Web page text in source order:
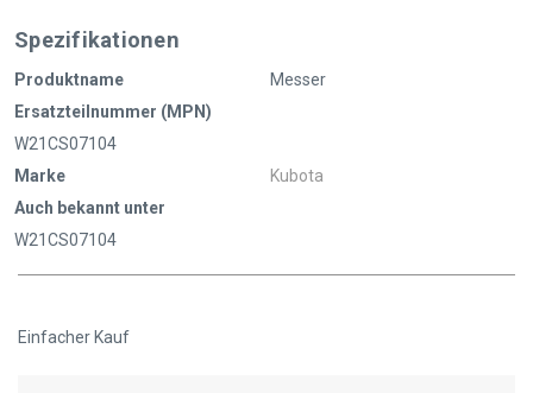
Spezifikationen
Produktname
Messer
Ersatzteilnummer (MPN)
W21CS07104
Marke
Kubota
Auch bekannt unter
W21CS07104
Einfacher Kauf